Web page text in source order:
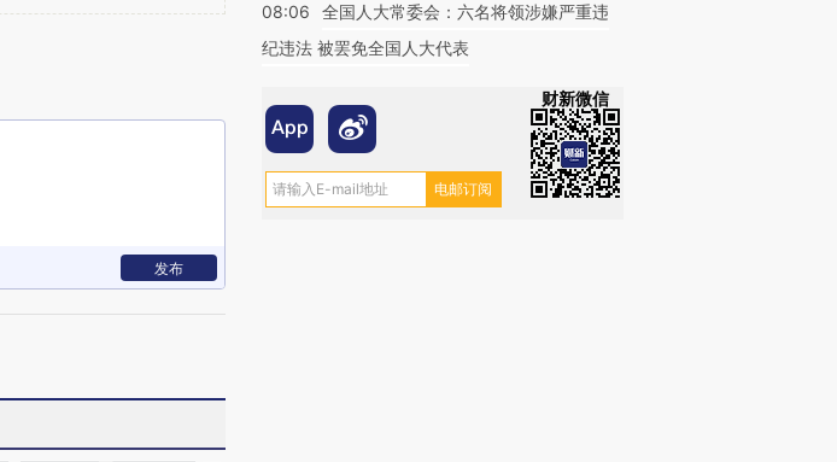
发布
08:06
全国人大常委会：六名将领涉嫌严重违
纪违法 被罢免全国人大代表
财新微信